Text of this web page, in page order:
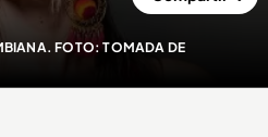
FOTO: TOMADA DE